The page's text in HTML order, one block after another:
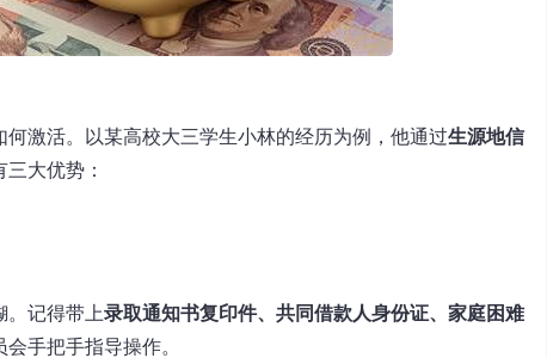
激活。以某高校大三学生小林的经历为例，他通过生源地信
大优势：
。记得带上录取通知书复印件、共同借款人身份证、家庭困难
手把手指导操作。